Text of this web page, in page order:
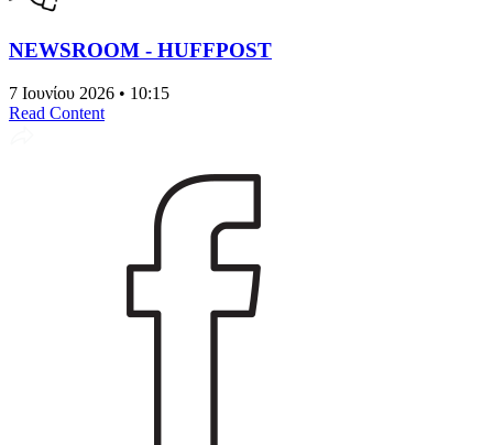
NEWSROOM - HUFFPOST
7 Ιουνίου 2026 • 10:15
Read Content